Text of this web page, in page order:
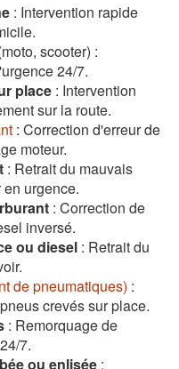
: Intervention rapide
scooter) :
24/7.
place : Intervention
sur la route.
: Correction d'erreur de
moteur.
: Retrait du mauvais
urgence.
: Correction de
inversé.
ou diesel : Retrait du
de pneumatiques) :
crevés sur place.
: Remorquage de
7.
ou enlisée :